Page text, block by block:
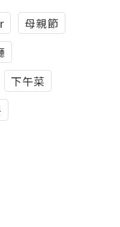
母親節
下午菜